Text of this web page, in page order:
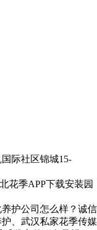
国际社区锦城15-
花季APP下载安装园
护公司怎么样？诚信
、武汉私家花季传媒